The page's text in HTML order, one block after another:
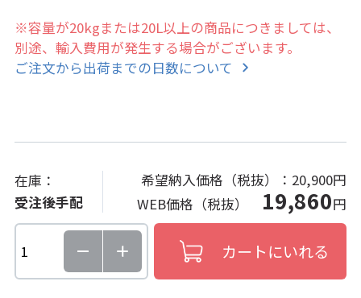
※容量が20kgまたは20L以上の商品につきましては、
別途、輸入費用が発生する場合がございます。
ご注文から出荷までの日数について
在庫：
受注後手配
希望納入価格（税抜）： 20,900円
WEB価格（税抜） 19,860円